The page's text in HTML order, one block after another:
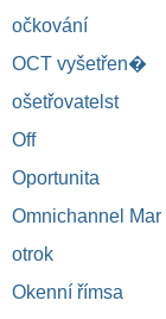
očkování
OCT vyšetřen�
ošetřovatelst
Off
Oportunita
Omnichannel Mar
otrok
Okenní římsa